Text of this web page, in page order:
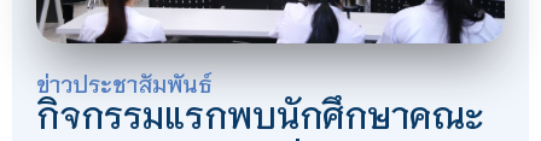
ข่าวประชาสัมพันธ์
กิจกรรมแรกพบนักศึกษาคณะ